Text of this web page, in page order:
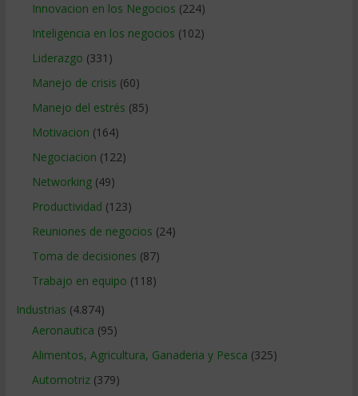
Innovacion en los Negocios (224)
Inteligencia en los negocios (102)
Liderazgo (331)
Manejo de crisis (60)
Manejo del estrés (85)
Motivacion (164)
Negociacion (122)
Networking(49)
Productividad (123)
Reuniones de negocios (24)
Toma de decisiones (87)
Trabajo en equipo (118)
Industrias (4.874)
Aeronautica (95)
Alimentos, Agricultura, Ganaderia y Pesca (325)
Automotriz(379)